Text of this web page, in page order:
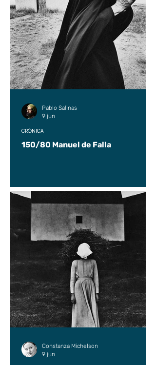
150/80 Manuel de Falla
CRÓNICA
Pablo Salinas
9 jun
Constanza Michelson
9 jun